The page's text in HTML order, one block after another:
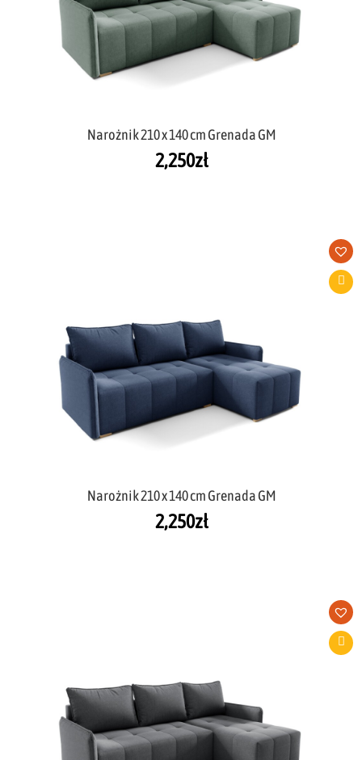
Narożnik 210 x 140 cm Grenada GM
2,250zł
Narożnik 210 x 140 cm Grenada GM
2,250zł